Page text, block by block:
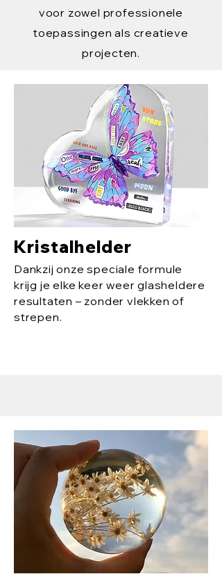
voor zowel professionele
toepassingen als creatieve
projecten.
Kristalhelder
Dankzij onze speciale formule
krijg je elke keer weer glasheldere
resultaten – zonder vlekken of
strepen.